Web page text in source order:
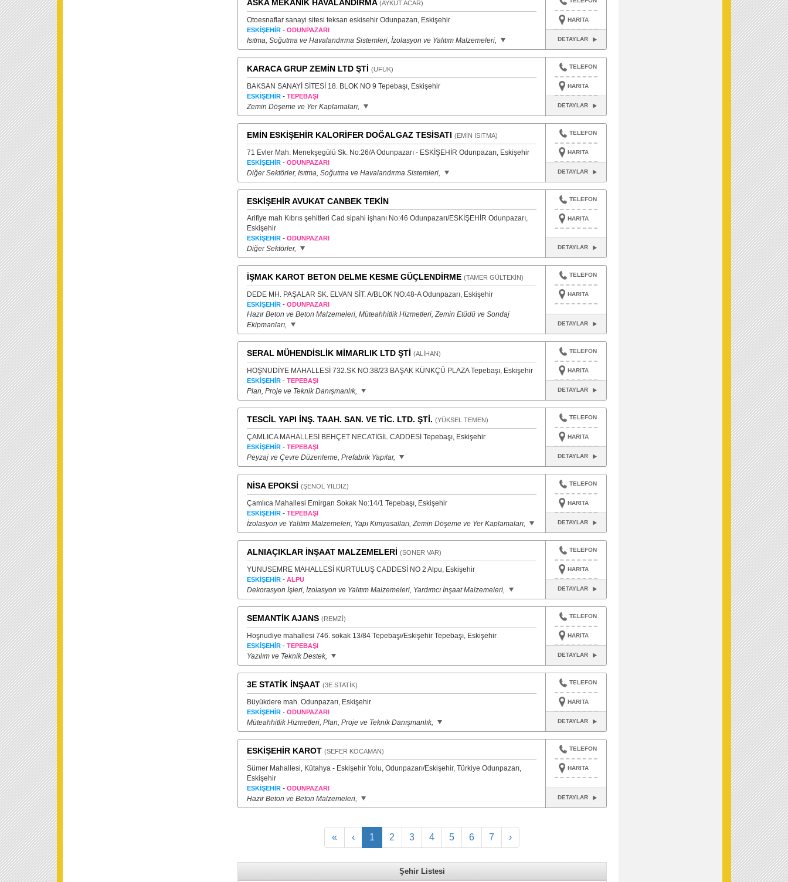
ASKA MEKANİK HAVALANDİRMA (AYKUT ACAR)
Otoesnaflar sanayi sitesi teksan eskisehir Odunpazarı, Eskişehir
ESKİŞEHİR- ODUNPAZARI
Isıtma, Soğutma ve Havalandırma Sistemleri, İzolasyon ve Yalıtım Malzemeleri,
HARITA
DETAYLAR
KARACA GRUP ZEMİN LTD ŞTİ (UFUK)
BAKSAN SANAYİ SİTESİ 18. BLOK NO 9 Tepebaşı, Eskişehir
ESKİŞEHİR- TEPEBAŞI
Zemin Döşeme ve Yer Kaplamaları,
TELEFON
HARITA
DETAYLAR
EMİN ESKİŞEHİR KALORİFER DOĞALGAZ TESİSATI (EMİN ISITMA)
71 Evler Mah. Menekşegülü Sk. No:26/A Odunpazarı - ESKİŞEHİR Odunpazarı, Eskişehir
ESKİŞEHİR- ODUNPAZARI
Diğer Sektörler, Isıtma, Soğutma ve Havalandırma Sistemleri,
TELEFON
HARITA
DETAYLAR
ESKİŞEHİR AVUKAT CANBEK TEKİN
Arifiye mah Kıbrıs şehitleri Cad sipahi işhanı No:46 Odunpazarı/ESKİŞEHİR Odunpazarı,
Eskişehir
ESKİŞEHİR- ODUNPAZARI
Diğer Sektörler,
TELEFON
HARITA
DETAYLAR
İŞMAK KAROT BETON DELME KESME GÜÇLENDİRME (TAMER GÜLTEKİN)
DEDE MH. PAŞALAR SK. ELVAN SİT. A/BLOK NO:48-A Odunpazarı, Eskişehir
ESKİŞEHİR- ODUNPAZARI
Hazır Beton ve Beton Malzemeleri, Müteahhitlik Hizmetleri, Zemin Etüdü ve Sondaj
Ekipmanları,
TELEFON
HARITA
DETAYLAR
SERAL MÜHENDİSLİK MİMARLIK LTD ŞTİ (ALİHAN)
HOŞNUDİYE MAHALLESİ 732.SK NO:38/23 BAŞAK KÜNKÇÜ PLAZA Tepebaşı, Eskişehir
ESKİŞEHİR- TEPEBAŞI
Plan, Proje ve Teknik Danışmanlık,
TELEFON
HARITA
DETAYLAR
TESCİL YAPI İNŞ. TAAH. SAN. VE TİC. LTD. ŞTİ. (YÜKSEL TEMEN)
ÇAMLICA MAHALLESİ BEHÇET NECATİGİL CADDESİ Tepebaşı, Eskişehir
ESKİŞEHİR- TEPEBAŞI
Peyzaj ve Çevre Düzenleme, Prefabrik Yapılar,
TELEFON
HARITA
DETAYLAR
NİSA EPOKSİ (ŞENOL YILDIZ)
Çamlıca Mahallesi Emirgan Sokak No:14/1 Tepebaşı, Eskişehir
ESKİŞEHİR- TEPEBAŞI
İzolasyon ve Yalıtım Malzemeleri, Yapı Kimyasalları, Zemin Döşeme ve Yer Kaplamaları,
TELEFON
HARITA
DETAYLAR
ALNIAÇIKLAR İNŞAAT MALZEMELERİ (SONER VAR)
YUNUSEMRE MAHALLESİ KURTULUŞ CADDESİ NO 2 Alpu, Eskişehir
ESKİŞEHİR- ALPU
Dekorasyon İşleri, İzolasyon ve Yalıtım Malzemeleri, Yardımcı İnşaat Malzemeleri,
TELEFON
HARITA
DETAYLAR
SEMANTİK AJANS (REMZİ)
Hoşnudiye mahallesi 746. sokak 13/84 Tepebaşı/Eskişehir Tepebaşı, Eskişehir
ESKİŞEHİR- TEPEBAŞI
Yazılım ve Teknik Destek,
TELEFON
HARITA
DETAYLAR
3E STATİK İNŞAAT (3E STATİK)
Büyükdere mah. Odunpazarı, Eskişehir
ESKİŞEHİR- ODUNPAZARI
Müteahhitlik Hizmetleri, Plan, Proje ve Teknik Danışmanlık,
TELEFON
HARITA
DETAYLAR
ESKİŞEHİR KAROT (SEFER KOCAMAN)
Sümer Mahallesi, Kütahya - Eskişehir Yolu, Odunpazarı/Eskişehir, Türkiye Odunpazarı,
Eskişehir
ESKİŞEHİR- ODUNPAZARI
Hazır Beton ve Beton Malzemeleri,
TELEFON
HARITA
DETAYLAR
« ‹ 1 2 3 4 5 6 7 ›
Şehir Listesi